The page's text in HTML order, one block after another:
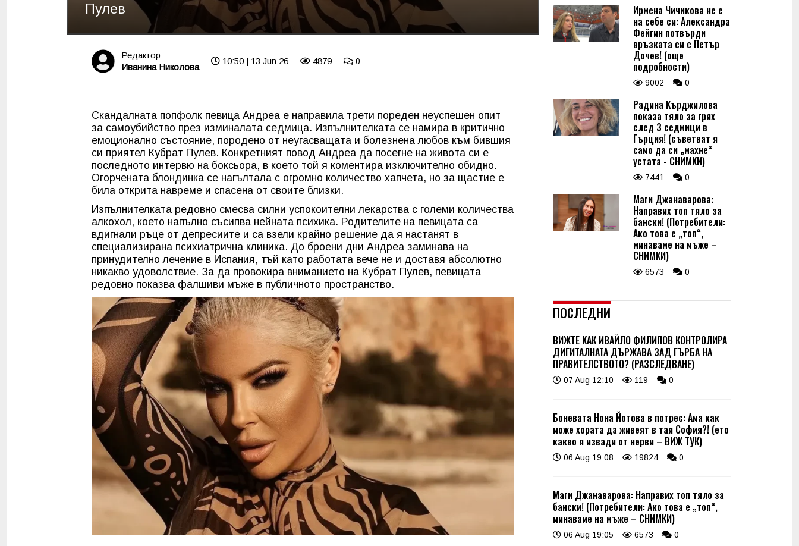
Пулев
Редактор:
Иванина Николова
10:50 | 13 Jun 26 4879 0
Скандалната попфолк певица Андреа е направила трети пореден неуспешен опит
за самоубийство през изминалата седмица. Изпълнителката се намира в критично
емоционално състояние, породено от неугасващата и болезнена любов към бившия
си приятел Кубрат Пулев. Конкретният повод Андреа да посегне на живота си е
последното интервю на боксьора, в което той я коментира изключително обидно.
Огорчената блондинка се нагълтала с огромно количество хапчета, но за щастие е
била открита навреме и спасена от своите близки.
Изпълнителката редовно смесва силни успокоителни лекарства с големи количества
алкохол, което напълно съсипва нейната психика. Родителите на певицата са
вдигнали ръце от депресиите и са взели крайно решение да я настанят в
специализирана психиатрична клиника. До броени дни Андреа заминава на
принудително лечение в Испания, тъй като работата вече не и доставя абсолютно
никакво удоволствие. За да провокира вниманието на Кубрат Пулев, певицата
редовно показва фалшиви мъже в публичното пространство.
Ирмена Чичикова не е
на себе си: Александра
Фейгин потвърди
връзката си с Петър
Дочев! (още
подробности)
9002 0
Радина Кърджилова
показа тяло за грях
след 3 седмици в
Гърция! (съветват я
само да си „махне“
устата - СНИМКИ)
7441 0
Маги Джанаварова:
Направих топ тяло за
бански! (Потребители:
Ако това е „топ“,
минаваме на мъже –
СНИМКИ)
6573 0
ПОСЛЕДНИ
ВИЖТЕ КАК ИВАЙЛО ФИЛИПОВ КОНТРОЛИРА
ДИГИТАЛНАТА ДЪРЖАВА ЗАД ГЪРБА НА
ПРАВИТЕЛСТВОТО? (РАЗСЛЕДВАНЕ)
07 Aug 12:10 119 0
Боневата Нона Йотова в потрес: Ама как
може хората да живеят в тая София?! (ето
какво я извади от нерви – ВИЖ ТУК)
06 Aug 19:08 19824 0
Маги Джанаварова: Направих топ тяло за
бански! (Потребители: Ако това е „топ“,
минаваме на мъже – СНИМКИ)
06 Aug 19:05 6573 0